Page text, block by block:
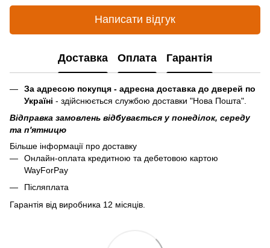
Написати відгук
Доставка Оплата Гарантія
За адресою покупця - адресна доставка до дверей по
Україні - здійснюється службою доставки "Нова Пошта".
Відправка замовлень відбувається у понеділок, середу
та п'ятницю
Більше інформації про доставку
Онлайн-оплата кредитною та дебетовою картою
WayForPay
Післяплата
Гарантія від виробника 12 місяців.